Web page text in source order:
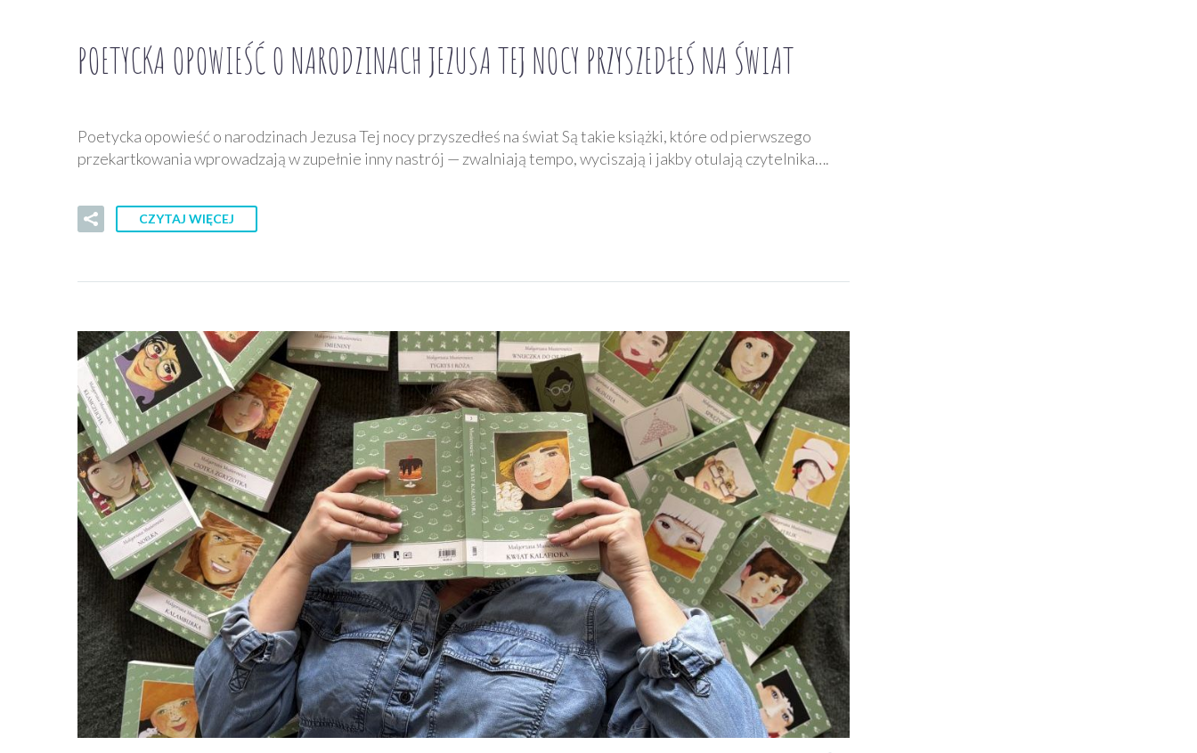
POETYCKA OPOWIEŚĆ O NARODZINACH JEZUSA TEJ NOCY PRZYSZEDŁEŚ NA ŚWIAT
Poetycka opowieść o narodzinach Jezusa Tej nocy przyszedłeś na świat Są takie książki, które od pierwszego
przekartkowania wprowadzają w zupełnie inny nastrój — zwalniają tempo, wyciszają i jakby otulają czytelnika….
CZYTAJ WIĘCEJ